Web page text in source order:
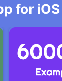
for